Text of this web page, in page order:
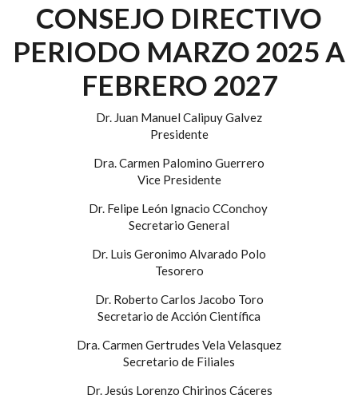
CONSEJO DIRECTIVO
PERIODO MARZO 2025 A
FEBRERO 2027
Dr. Juan Manuel Calipuy Galvez
Presidente
Dra. Carmen Palomino Guerrero
Vice Presidente
Dr. Felipe León Ignacio CConchoy
Secretario General
Dr. Luis Geronimo Alvarado Polo
Tesorero
Dr. Roberto Carlos Jacobo Toro
Secretario de Acción Científica
Dra. Carmen Gertrudes Vela Velasquez
Secretario de Filiales
Dr. Jesús Lorenzo Chirinos Cáceres